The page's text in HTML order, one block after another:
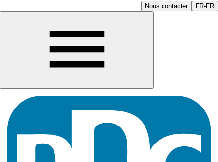
Nous contacter FR-FR